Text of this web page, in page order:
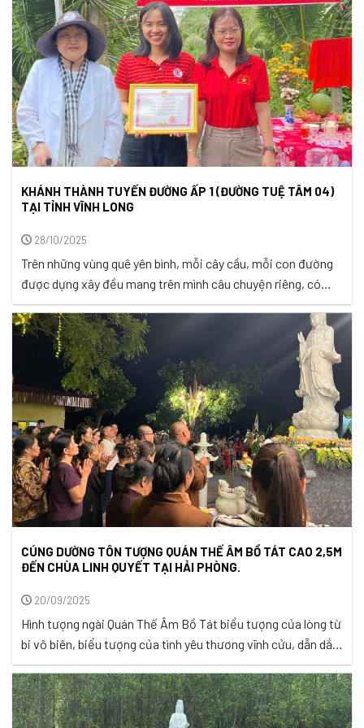
KHÁNH THÀNH TUYẾN ĐƯỜNG ẤP 1 (ĐƯỜNG TUỆ TÂM 04)
TẠI TỈNH VĨNH LONG
28/10/2025
Trên những vùng quê yên bình, mỗi cây cầu, mỗi con đường
được dựng xây đều mang trên mình câu chuyện riêng, có
những câu chuyện thật cảm động của lòng nhân ái và niềm
yêu thương được sẻ chia. Và từ những câu chuyện thật riêng
thật ý nghĩa đó, những công trình được ...
CÚNG DƯỜNG TÔN TƯỢNG QUÁN THẾ ÂM BỒ TÁT CAO 2,5M
ĐẾN CHÙA LINH QUYẾT TẠI HẢI PHÒNG.
20/09/2025
Hình tượng ngài Quán Thế Âm Bồ Tát biểu tượng của lòng từ
bi vô biên, biểu tượng của tình yêu thương vĩnh cửu, dẫn dắt
chúng sinh vượt thoát khổ đau, trở về bến bờ an lạc giải
thoát. Tình yêu thương của Ngài rộng lớn như biển cả, bao la
như trời xanh, ...